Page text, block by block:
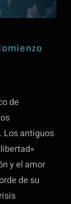
de
Los antiguos
y el amor
de su